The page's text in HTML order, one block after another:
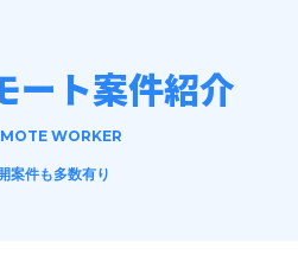
ート案件紹介
WORKER
案件も多数有り